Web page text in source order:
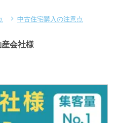
中古住宅購入の注意点
会社様